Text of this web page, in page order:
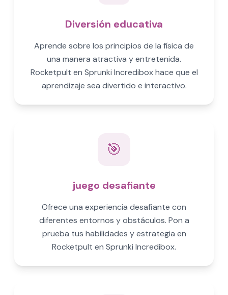
Diversión educativa
Aprende sobre los principios de la física de
una manera atractiva y entretenida.
Rocketpult en Sprunki Incredibox hace que el
aprendizaje sea divertido e interactivo.
🎯
juego desafiante
Ofrece una experiencia desafiante con
diferentes entornos y obstáculos. Pon a
prueba tus habilidades y estrategia en
Rocketpult en Sprunki Incredibox.